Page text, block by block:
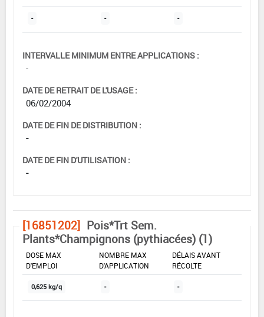
- - -
INTERVALLE MINIMUM ENTRE APPLICATIONS :
-
DATE DE RETRAIT DE L'USAGE :
06/02/2004
DATE DE FIN DE DISTRIBUTION :
-
DATE DE FIN D'UTILISATION :
-
[16851202] Pois*Trt Sem.
Plants*Champignons (pythiacées) (1)
DOSE MAX
D'EMPLOI
NOMBRE MAX
D'APPLICATION
DÉLAIS AVANT
RÉCOLTE
0,625 kg/q - -